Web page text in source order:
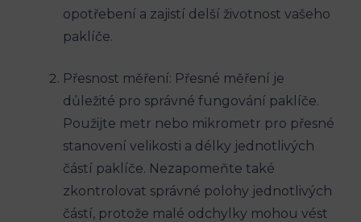
opotřebení a zajistí delší životnost vašeho
paklíče.
Přesnost měření: Přesné měření je
důležité pro správné fungování paklíče.
Použijte metr nebo mikrometr pro přesné
stanovení velikosti a délky jednotlivých
částí paklíče. Nezapomeňte také
zkontrolovat správné polohy jednotlivých
částí, protože malé odchylky mohou vést